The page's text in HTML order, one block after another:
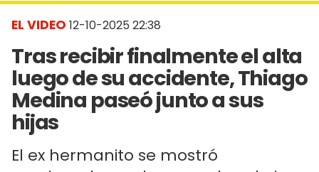
EL VIDEO 12-10-2025 22:38
Tras recibir finalmente el alta
luego de su accidente, Thiago
Medina paseó junto a sus
hijas
El ex hermanito se mostró